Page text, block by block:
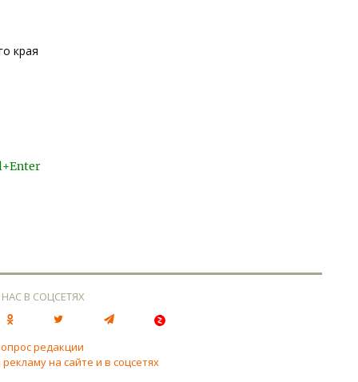
края
В СОЦСЕТЯХ
редакции
на сайте и в соцсетях